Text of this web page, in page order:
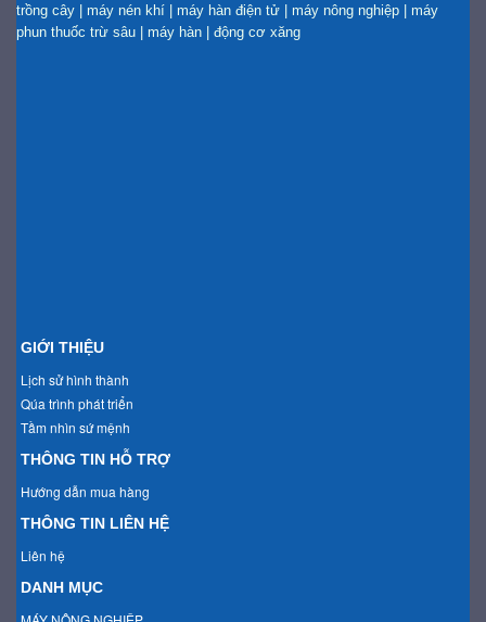
trồng cây | máy nén khí | máy hàn điện tử | máy nông nghiệp | máy
phun thuốc trừ sâu | máy hàn | động cơ xăng
GIỚI THIỆU
Lịch sử hình thành
Qúa trình phát triển
Tầm nhìn sứ mệnh
THÔNG TIN HỖ TRỢ
Hướng dẫn mua hàng
THÔNG TIN LIÊN HỆ
Liên hệ
DANH MỤC